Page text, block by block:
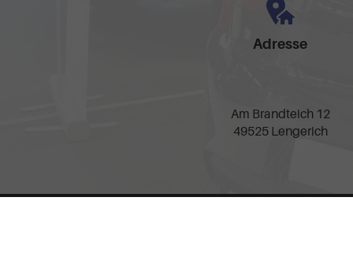
Adresse
Am Brandteich 12
49525 Lengerich